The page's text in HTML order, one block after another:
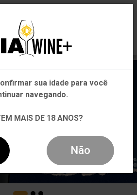
está?
Pernambuco
Outros Estadossua idade para você
navegando.
MAIS DE 18 ANOS?
Não